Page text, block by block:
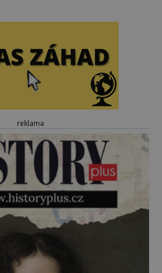
reklama